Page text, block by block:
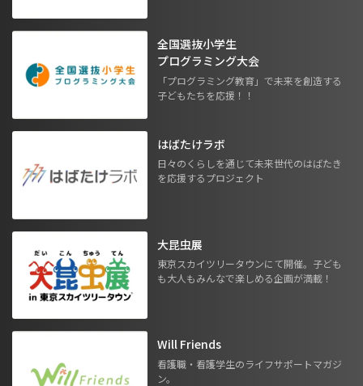
全国選抜小学生
プログラミング大会
「プログラミング教育」で未来を創造する
子どもたちを応援！！
はばたけラボ
日々のくらしを通じて未来世代のはばたき
を応援するプロジェクト
大昆虫展
東京スカイツリータウンにて開催。子ども
も大人もみんなで楽しめる企画が満載！
Will Friends
看護職・看護学生のライフサポートマガジ
ン。